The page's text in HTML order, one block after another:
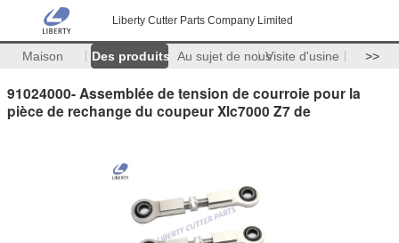
Liberty Cutter Parts Company Limited
Maison Des produits Au sujet de nousVisite d'usine >>
91024000- Assemblée de tension de courroie pour la
pièce de rechange du coupeur Xlc7000 Z7 de